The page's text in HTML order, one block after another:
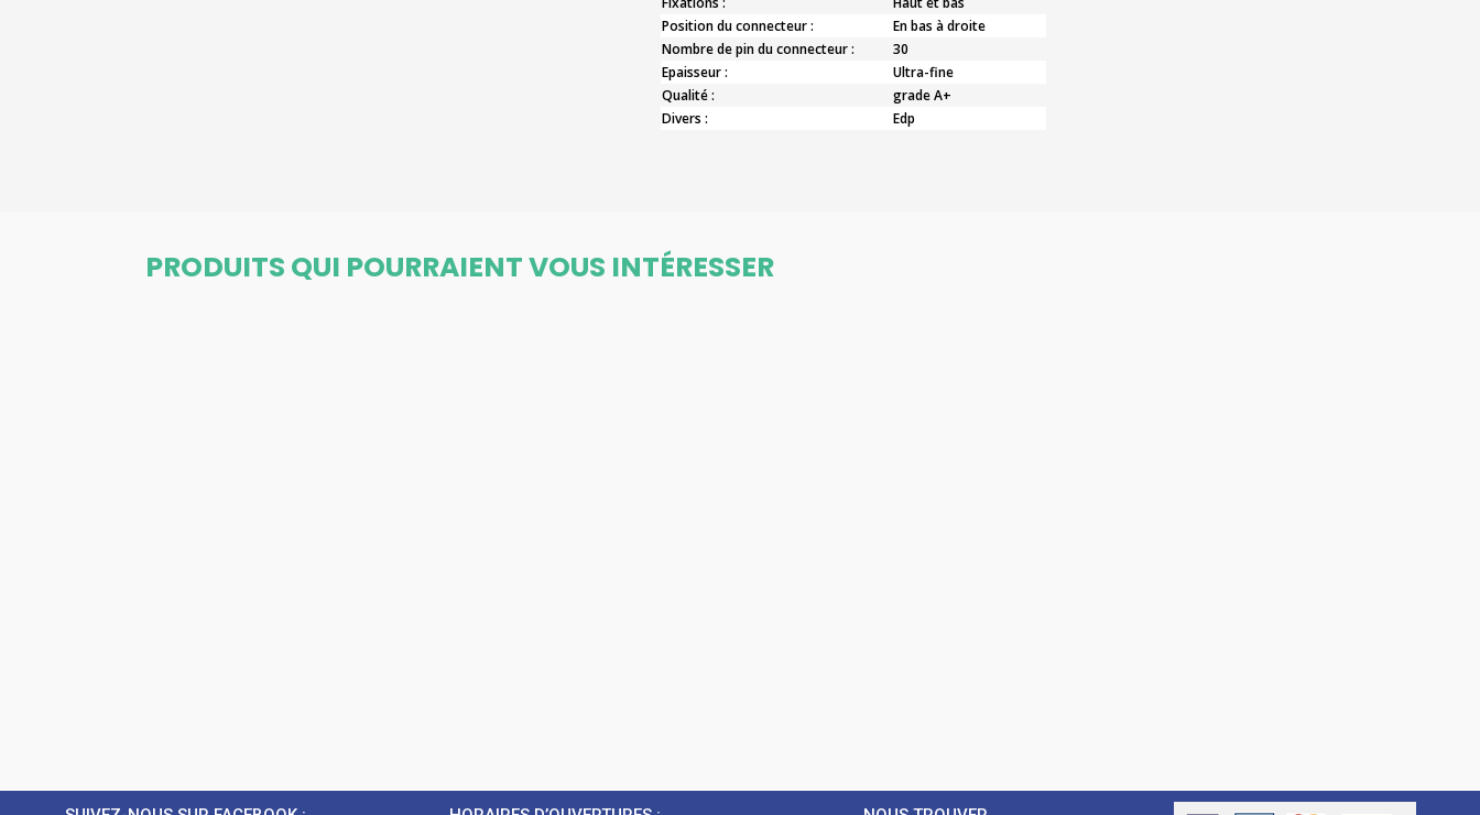
Position du connecteur :
En bas à droite
Nombre de pin du connecteur :
30
Epaisseur :
Ultra-fine
Qualité :
grade A+
Divers :
Edp
PRODUITS QUI POURRAIENT VOUS INTÉRESSER